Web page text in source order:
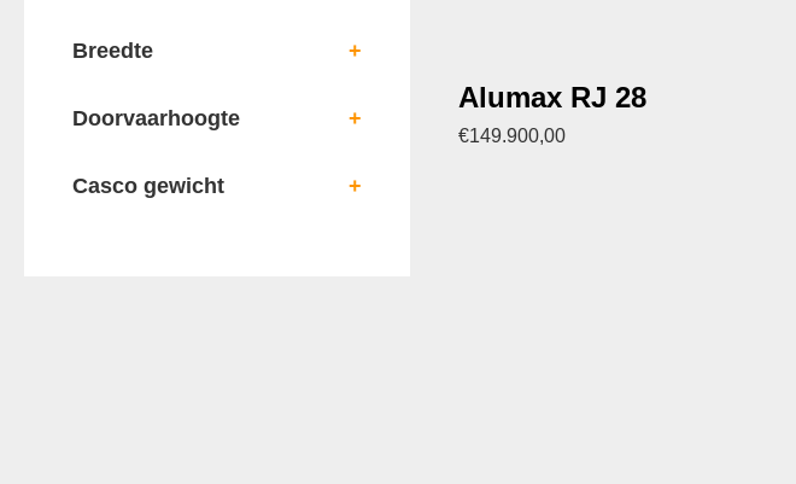
Breedte +
Doorvaarhoogte +
Casco gewicht +
Alumax RJ 28
€149.900,00